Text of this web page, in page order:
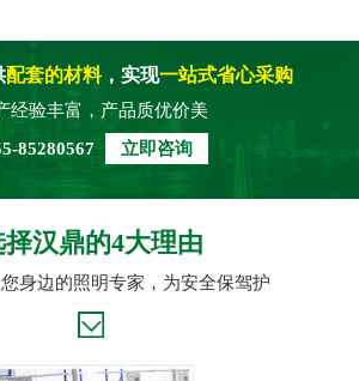
配套的材料，实现一站式省心采购
经验丰富，产品质优价美
85280567
立即咨询
择汉鼎的4大理由
身边的照明专家，为安全保驾护